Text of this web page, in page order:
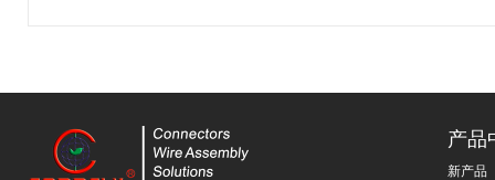
产品
新产品